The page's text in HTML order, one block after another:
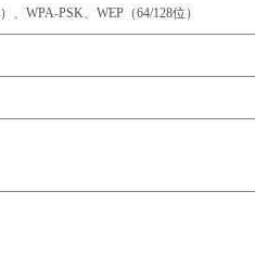
）、 WPA-PSK、 WEP（64/128位）